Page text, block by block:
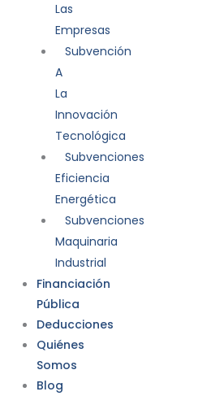
Las
Empresas
Subvención
A
La
Innovación
Tecnológica
Subvenciones
Eficiencia
Energética
Subvenciones
Maquinaria
Industrial
Financiación
Pública
Deducciones
Quiénes
Somos
Blog